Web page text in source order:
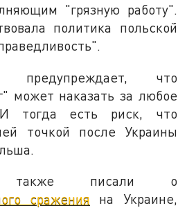
"грязную работу".
политика польской
предупреждает, что
может наказать за любое
И тогда есть риск, что
точкой после Украины
писали о
сражения на Украине,